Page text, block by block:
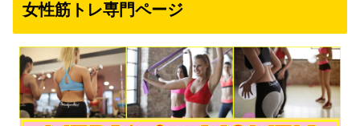
女性筋トレ専門ページ